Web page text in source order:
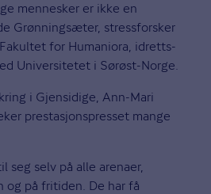
mennesker er ikke en
Grønningsæter, stressforsker
for Humaniora, idretts-
Universitetet i Sørøst-Norge.
i Gjensidige, Ann-Mari
prestasjonspresset mange
seg selv på alle arenaer,
og på fritiden. De har få